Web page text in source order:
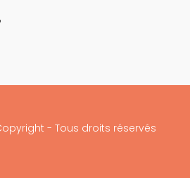
- Tous droits réservés